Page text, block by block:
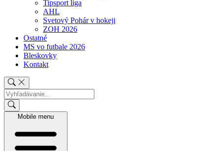
Tipsport liga
AHL
Svetový Pohár v hokeji
ZOH 2026
Ostatné
MS vo futbale 2026
Bleskovky
Kontakt
Mobile menu